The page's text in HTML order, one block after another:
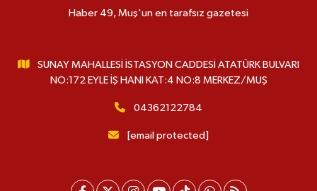
Haber 49, Muş'un en tarafsız gazetesi
SUNAY MAHALLESİ İSTASYON CADDESİ ATATÜRK BULVARI
NO:172 EYLE İŞ HANI KAT:4 NO:8 MERKEZ/MUŞ
04362122784
[email protected]